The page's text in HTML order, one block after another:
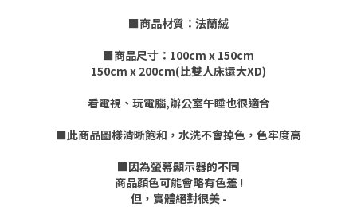
■商品材質：法蘭絨
■商品尺寸：100cm x 150cm
150cm x 200cm(比雙人床還大XD)
看電視、玩電腦,辦公室午睡也很適合
■此商品圖樣清晰飽和，水洗不會掉色，色牢度高
■因為螢幕顯示器的不同
商品顏色可能會略有色差 !
但，實體絕對很美 -